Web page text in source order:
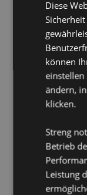
Österreich,
Balearen
Bosnien
Inseln
Dänemark,
(Festland),
Guernsey
Ungarn,
Kosovo,
Diese
können
ändern,
klicken.
Streng
Betrieb
Leistung